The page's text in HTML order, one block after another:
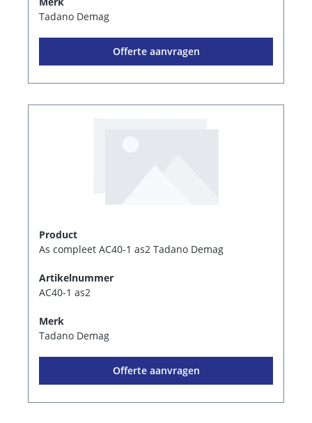
Tadano Demag
Offerte aanvragen
Product
As compleet AC40-1 as2 Tadano Demag
Artikelnummer
AC40-1 as2
Merk
Tadano Demag
Offerte aanvragen